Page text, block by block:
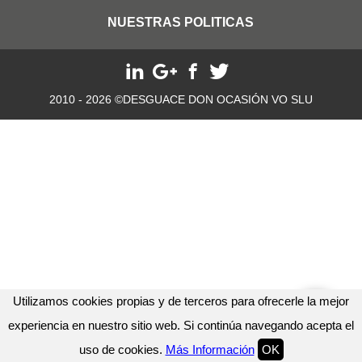
Utilizamos cookies propias y de terceros para ofrecerle la mejor
experiencia en nuestro sitio web. Si continúa navegando acepta el
uso de cookies. Más Información OK
NUESTRAS POLITICAS
2010 - 2026 ©DESGUACE DON OCASIÓN VO SLU